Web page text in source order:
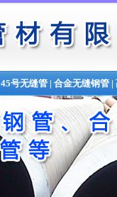
45号无缝管| 合金无缝钢管|